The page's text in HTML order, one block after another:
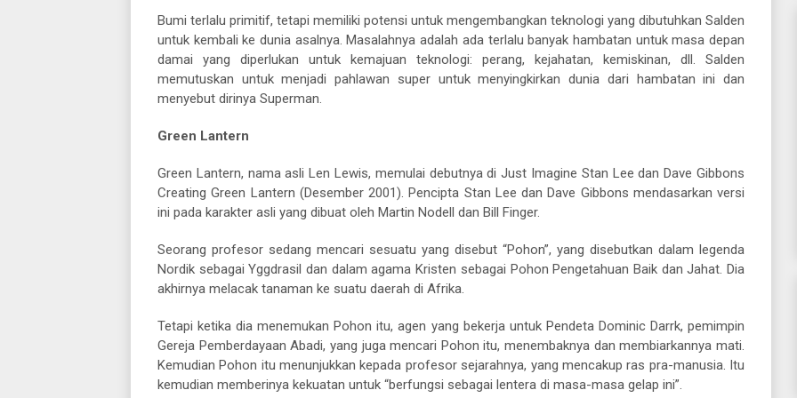
Bumi terlalu primitif, tetapi memiliki potensi untuk mengembangkan teknologi yang dibutuhkan Salden
untuk kembali ke dunia asalnya. Masalahnya adalah ada terlalu banyak hambatan untuk masa depan
damai yang diperlukan untuk kemajuan teknologi: perang, kejahatan, kemiskinan, dll. Salden
memutuskan untuk menjadi pahlawan super untuk menyingkirkan dunia dari hambatan ini dan
menyebut dirinya Superman.
Green Lantern
Green Lantern, nama asli Len Lewis, memulai debutnya di Just Imagine Stan Lee dan Dave Gibbons
Creating Green Lantern (Desember 2001). Pencipta Stan Lee dan Dave Gibbons mendasarkan versi
ini pada karakter asli yang dibuat oleh Martin Nodell dan Bill Finger.
Seorang profesor sedang mencari sesuatu yang disebut “Pohon”, yang disebutkan dalam legenda
Nordik sebagai Yggdrasil dan dalam agama Kristen sebagai Pohon Pengetahuan Baik dan Jahat. Dia
akhirnya melacak tanaman ke suatu daerah di Afrika.
Tetapi ketika dia menemukan Pohon itu, agen yang bekerja untuk Pendeta Dominic Darrk, pemimpin
Gereja Pemberdayaan Abadi, yang juga mencari Pohon itu, menembaknya dan membiarkannya mati.
Kemudian Pohon itu menunjukkan kepada profesor sejarahnya, yang mencakup ras pra-manusia. Itu
kemudian memberinya kekuatan untuk “berfungsi sebagai lentera di masa-masa gelap ini”.